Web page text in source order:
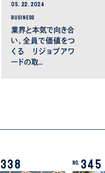
05. 22. 2024
BUSINESS
業界と本気で向き合
い、全員で価値をつ
くる リジョブアワ
ードの取…
338 No. 345